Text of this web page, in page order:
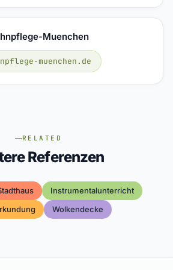
Muenchen
muenchen.de
RELATED
Referenzen
Instrumentalunterricht
Wolkendecke